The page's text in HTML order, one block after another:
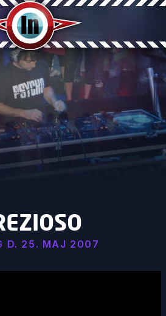
IN
D. 25. MAJ 2007